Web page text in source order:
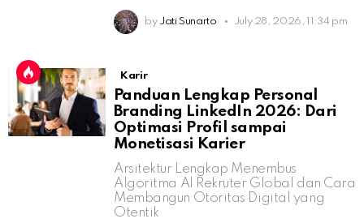
by Jati Sunarto July 28, 2026, 11:34 pm
Karir
Panduan Lengkap Personal
Branding LinkedIn 2026: Dari
Optimasi Profil sampai
Monetisasi Karier
Arsitektur Lengkap Menembus
Algoritma AI Rekruter Global dan Cara
Membangun Otoritas Digital yang
Otentik